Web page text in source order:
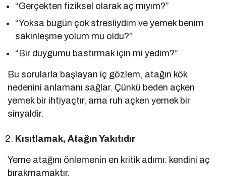
“Gerçekten fiziksel olarak aç mıyım?”
“Yoksa bugün çok stresliydim ve yemek benim
sakinleşme yolum mu oldu?”
“Bir duygumu bastırmak için mi yedim?”
Bu sorularla başlayan iç gözlem, atağın kök
nedenini anlamanı sağlar. Çünkü beden açken
yemek bir ihtiyaçtır, ama ruh açken yemek bir
sinyaldir.
Kısıtlamak, Atağın Yakıtıdır
Yeme atağını önlemenin en kritik adımı: kendini aç
bırakmamaktır.